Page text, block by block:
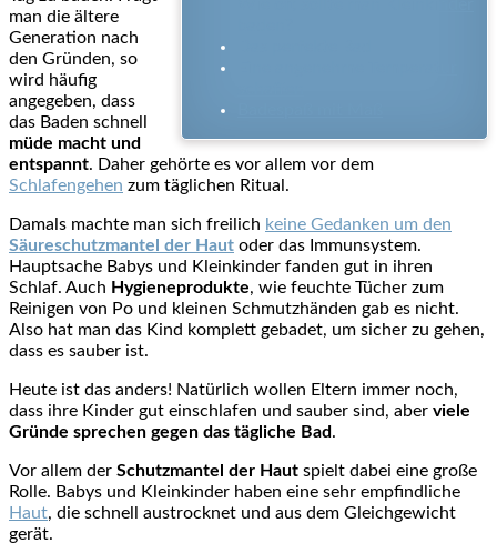
man die ältere
Generation nach
den Gründen, so
wird häufig
angegeben, dass
das Baden schnell
müde macht und
entspannt. Daher gehörte es vor allem vor dem
Schlafengehen zum täglichen Ritual.
Damals machte man sich freilich keine Gedanken um den
Säureschutzmantel der Haut oder das Immunsystem.
Hauptsache Babys und Kleinkinder fanden gut in ihren
Schlaf. Auch Hygieneprodukte, wie feuchte Tücher zum
Reinigen von Po und kleinen Schmutzhänden gab es nicht.
Also hat man das Kind komplett gebadet, um sicher zu gehen,
dass es sauber ist.
Heute ist das anders! Natürlich wollen Eltern immer noch,
dass ihre Kinder gut einschlafen und sauber sind, aber viele
Gründe sprechen gegen das tägliche Bad.
Vor allem der Schutzmantel der Haut spielt dabei eine große
Rolle. Babys und Kleinkinder haben eine sehr empfindliche
Haut, die schnell austrocknet und aus dem Gleichgewicht
gerät.